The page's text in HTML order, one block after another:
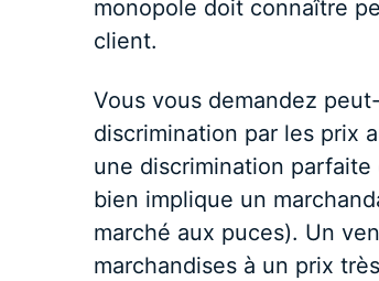
monopole doit connaître
client.
Vous vous demandez
discrimination par les prix
une discrimination
bien implique un
marché aux puces). Un
marchandises à un prix